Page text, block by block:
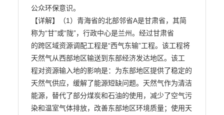
公众环保意识。
【详解】（1）青海省的北部邻省A是甘肃省，其简
称为“甘”或“陇”，行政中心是兰州。经过甘肃省
的跨区域资源调配工程是“西气东输”工程。该工程将
天然气从西部地区输送到东部经济发达地区。该工
程对资源输入地的影响是：为东部地区提供了稳定的
天然气供应，缓解了能源短缺问题。天然气作为清洁
能源，替代了部分煤炭和石油的使用，减少了空气污
染和温室气体排放，改善东部地区环境质量；使用天